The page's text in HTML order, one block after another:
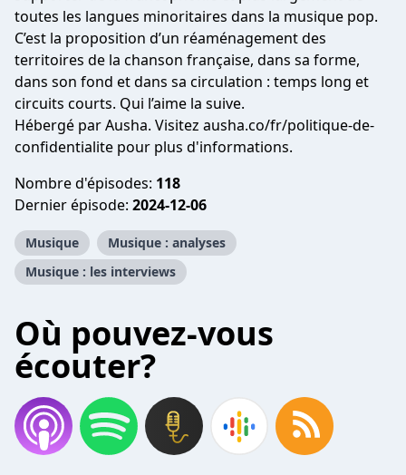
toutes les langues minoritaires dans la musique pop.
C’est la proposition d’un réaménagement des
territoires de la chanson française, dans sa forme,
dans son fond et dans sa circulation : temps long et
circuits courts. Qui l’aime la suive.
Hébergé par Ausha. Visitez ausha.co/fr/politique-de-
confidentialite pour plus d'informations.
Nombre d'épisodes: 118
Dernier épisode: 2024-12-06
Musique
Musique : analyses
Musique : les interviews
Où pouvez-vous
écouter?